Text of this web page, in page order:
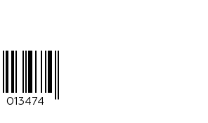
013474